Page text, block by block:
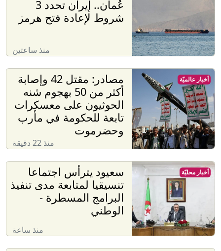
عُمان.. إيران تحدد 3
شروط لإعادة فتح هرمز
منذ ساعتين
مصادر: مقتل 42 وإصابة
أكثر من 50 بهجوم شنه
الحوثيون على معسكرات
تابعة للحكومة في مأرب
وحضرموت
منذ 22 دقيقة
أخبار عالميّة
سعيود يترأس اجتماعا
تنسيقيا لمتابعة مدى تنفيذ
البرامج المسطرة -
الوطني
منذ ساعة
أخبار محليّة